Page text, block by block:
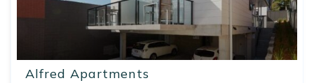
Alfred Apartments